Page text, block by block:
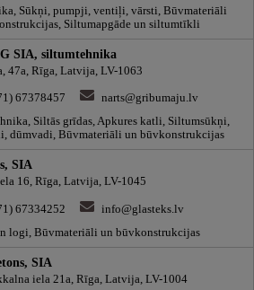
Sūkņi, pumpji, ventiļi, vārsti, Būvmateriāli
Siltumapgāde un siltumtīkli
SIA, siltumtehnika
47a, Rīga, Latvija, LV-1063
67378457
narts@gribumaju.lv
Siltās grīdas, Apkures katli, Siltumsūkņi,
dūmvadi, Būvmateriāli un būvkonstrukcijas
SIA
16, Rīga, Latvija, LV-1045
67334252
info@glasteks.lv
logi, Būvmateriāli un būvkonstrukcijas
SIA
iela 21a, Rīga, Latvija, LV-1004